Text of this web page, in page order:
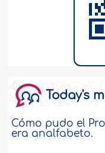
Today's
Cómo pudo el
era analfabeto.